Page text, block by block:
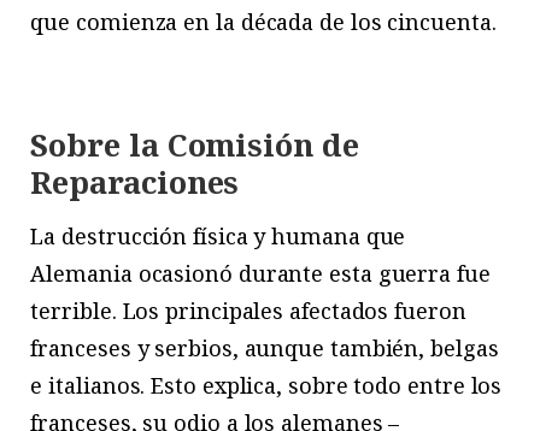
que comienza en la década de los cincuenta.
Sobre la Comisión de
Reparaciones
La destrucción física y humana que
Alemania ocasionó durante esta guerra fue
terrible. Los principales afectados fueron
franceses y serbios, aunque también, belgas
e italianos. Esto explica, sobre todo entre los
franceses, su odio a los alemanes –